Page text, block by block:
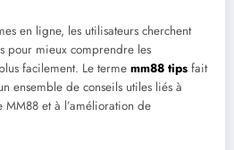
en ligne, les utilisateurs cherchent
pour mieux comprendre les
facilement. Le terme mm88 tips fait
ensemble de conseils utiles liés à
MM88 et à l’amélioration de